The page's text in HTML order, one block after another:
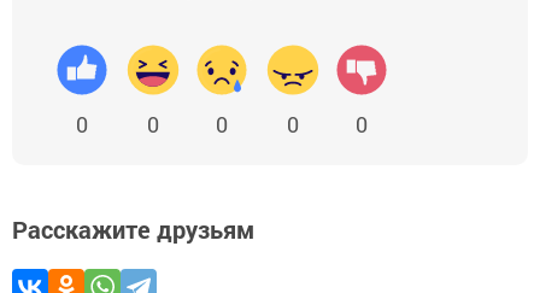
0 0 0 0 0
Расскажите друзьям